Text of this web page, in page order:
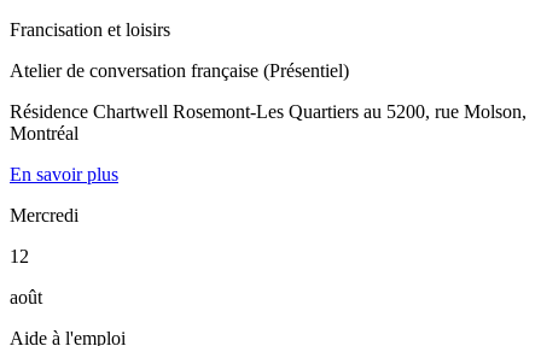
Francisation et loisirs
Atelier de conversation française (Présentiel)
Résidence Chartwell Rosemont-Les Quartiers au 5200, rue Molson,
Montréal
En savoir plus
Mercredi
12
août
Aide à l'emploi